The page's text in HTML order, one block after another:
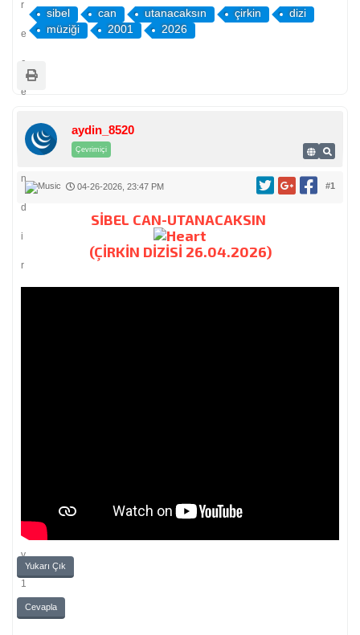
r
e
c
e
e
n
d
i
r
y
1
2
sibel can utanacaksın çirkin
dizi
müziği
2001 2026
Çevrimiçi
aydin_8520
#1
04-26-2026, 23:47 PM
SİBEL CAN-UTANACAKSIN
(ÇİRKİN DİZİSİ 26.04.2026)
Yukarı Çık
Cevapla